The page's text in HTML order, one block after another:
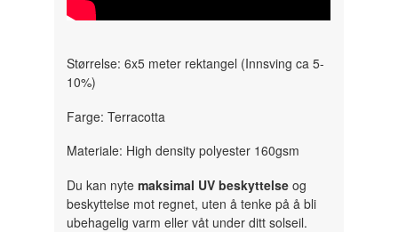
" width="300" height="150">
Størrelse: 6x5 meter rektangel (Innsving ca 5-
10%)
Farge: Terracotta
Materiale: High density polyester 160gsm
Du kan nytemaksimal UV beskyttelse og
beskyttelse mot regnet, uten å tenke på å bli
ubehagelig varm eller våt under ditt solseil.